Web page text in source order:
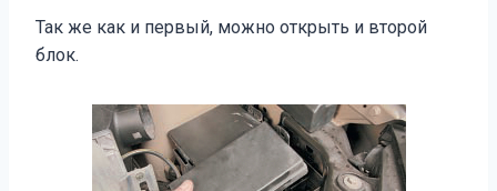
Так же как и первый, можно открыть и второй
блок.